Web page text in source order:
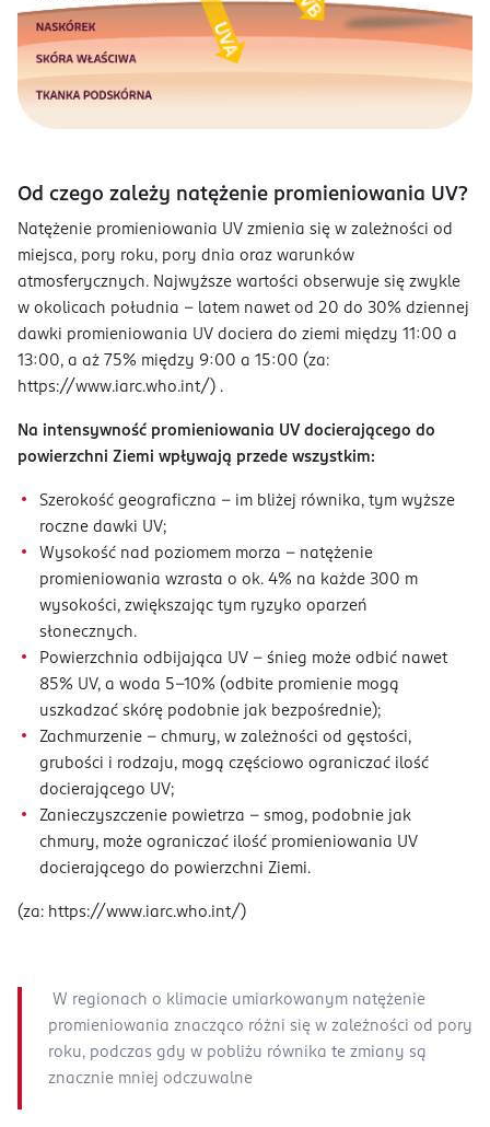
Od czego zależy natężenie promieniowania UV?
Natężenie promieniowania UV zmienia się w zależności od
miejsca, pory roku, pory dnia oraz warunków
atmosferycznych. Najwyższe wartości obserwuje się zwykle
w okolicach południa – latem nawet od 20 do 30% dziennej
dawki promieniowania UV dociera do ziemi między 11:00 a
13:00, a aż 75% między 9:00 a 15:00 (za:
https://www.iarc.who.int/) .
Na intensywność promieniowania UV docierającego do
powierzchni Ziemi wpływają przede wszystkim:
Szerokość geograficzna – im bliżej równika, tym wyższe
roczne dawki UV;
Wysokość nad poziomem morza – natężenie
promieniowania wzrasta o ok. 4% na każde 300 m
wysokości, zwiększając tym ryzyko oparzeń
słonecznych.
Powierzchnia odbijająca UV – śnieg może odbić nawet
85% UV, a woda 5–10% (odbite promienie mogą
uszkadzać skórę podobnie jak bezpośrednie);
Zachmurzenie – chmury, w zależności od gęstości,
grubości i rodzaju, mogą częściowo ograniczać ilość
docierającego UV;
Zanieczyszczenie powietrza – smog, podobnie jak
chmury, może ograniczać ilość promieniowania UV
docierającego do powierzchni Ziemi.
(za: https://www.iarc.who.int/)
W regionach o klimacie umiarkowanym natężenie
promieniowania znacząco różni się w zależności od pory
roku, podczas gdy w pobliżu równika te zmiany są
znacznie mniej odczuwalne